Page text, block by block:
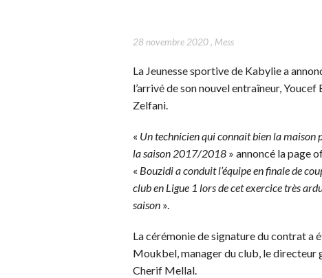
28 novembre 2020, Mess
La Jeunesse sportive de Kabylie a
l’arrivé de son nouvel entraîneur,
Zelfani.
« Un technicien qui connait bien la
la saison 2017/2018 » annoncé la page
« Bouzidi a conduit l’équipe en finale de
club en Ligue 1 lors de cet exercice très
saison ».
La cérémonie de signature du contrat a
Moukbel, manager du club, le directeur
Cherif Mellal.